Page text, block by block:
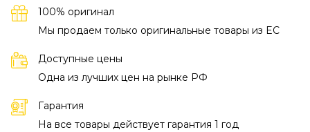
100% оригинал
Мы продаем только оригинальные товары из EC
Доступные цены
Одна из лучших цен на рынке РФ
Гарантия
На все товары действует гарантия 1 год